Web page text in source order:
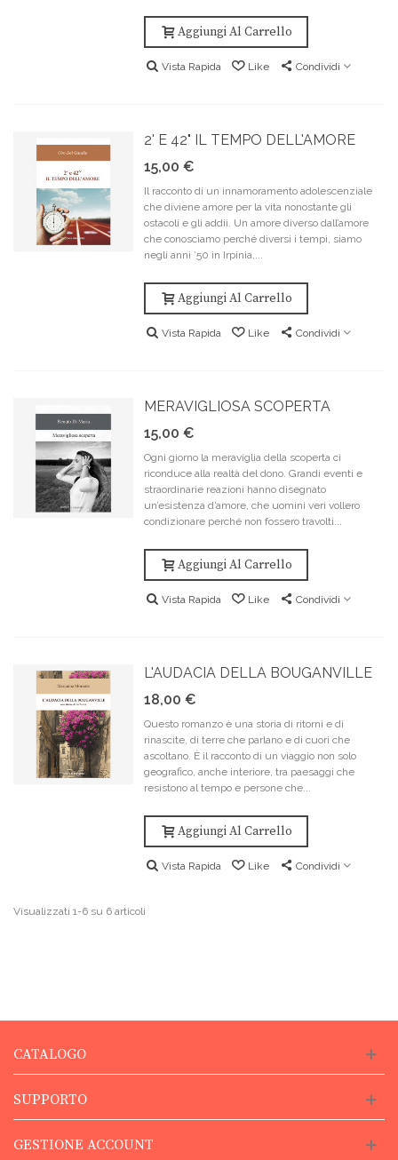
Aggiungi Al Carrello
Vista Rapida Like Condividi
2' E 42" IL TEMPO DELL'AMORE
15,00 €
Il racconto di un innamoramento adolescenziale
che diviene amore per la vita nonostante gli
ostacoli e gli addii. Un amore diverso dall’amore
che conosciamo perché diversi i tempi, siamo
negli anni ’50 in Irpinia,...
Aggiungi Al Carrello
Vista Rapida Like Condividi
MERAVIGLIOSA SCOPERTA
15,00 €
Ogni giorno la meraviglia della scoperta ci
riconduce alla realtà del dono. Grandi eventi e
straordinarie reazioni hanno disegnato
un’esistenza d’amore, che uomini veri vollero
condizionare perché non fossero travolti...
Aggiungi Al Carrello
Vista Rapida Like Condividi
L'AUDACIA DELLA BOUGANVILLE
18,00 €
Questo romanzo è una storia di ritorni e di
rinascite, di terre che parlano e di cuori che
ascoltano. È il racconto di un viaggio non solo
geografico, anche interiore, tra paesaggi che
resistono al tempo e persone che...
Aggiungi Al Carrello
Vista Rapida Like Condividi
Visualizzati 1-6 su 6 articoli
CATALOGO
SUPPORTO
GESTIONE ACCOUNT